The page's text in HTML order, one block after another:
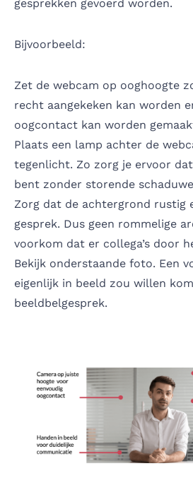
gesprekken gevoerd worden.
Bijvoorbeeld:
Zet de webcam op ooghoogte
recht aangekeken kan worden
oogcontact kan worden
Plaats een lamp achter de
tegenlicht. Zo zorg je ervoor
bent zonder storende
Zorg dat de achtergrond rustig
gesprek. Dus geen rommelige
voorkom dat er collega’s door
Bekijk onderstaande foto. Een
eigenlijk in beeld zou willen
beeldbelgesprek.